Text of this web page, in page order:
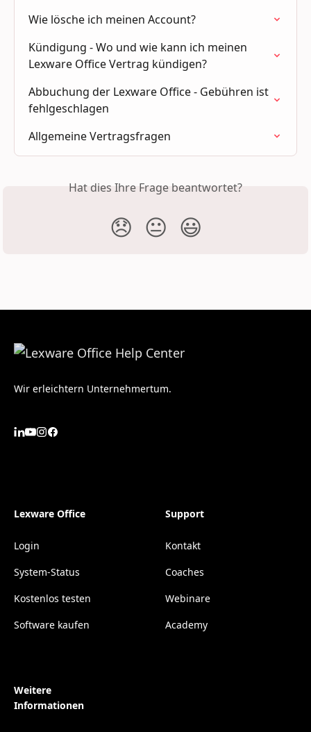
Wie lösche ich meinen Account?
Kündigung - Wo und wie kann ich meinen
Lexware Office Vertrag kündigen?
Abbuchung der Lexware Office - Gebühren ist
fehlgeschlagen
Allgemeine Vertragsfragen
Hat dies Ihre Frage beantwortet?
😞 😐 😃
Wir erleichtern Unternehmertum.
Lexware Office
Login
System-Status
Kostenlos testen
Software kaufen
Support
Kontakt
Coaches
Webinare
Academy
Weitere
Informationen